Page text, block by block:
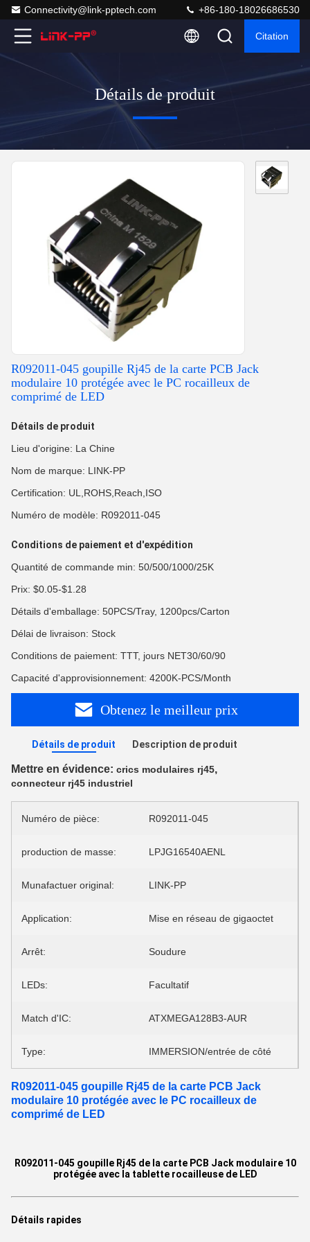
Connectivity@link-pptech.com +86-180-18026686530
Citation
Détails de produit
R092011-045 goupille Rj45 de la carte PCB Jack
modulaire 10 protégée avec le PC rocailleux de
comprimé de LED
Détails de produit
Lieu d'origine: La Chine
Nom de marque: LINK-PP
Certification: UL,ROHS,Reach,ISO
Numéro de modèle: R092011-045
Conditions de paiement et d'expédition
Quantité de commande min: 50/500/1000/25K
Prix: $0.05-$1.28
Détails d'emballage: 50PCS/Tray, 1200pcs/Carton
Délai de livraison: Stock
Conditions de paiement: TTT, jours NET30/60/90
Capacité d'approvisionnement: 4200K-PCS/Month
Obtenez le meilleur prix
Détails de produit Description de produit
Mettre en évidence: crics modulaires rj45,
connecteur rj45 industriel
Numéro de pièce: R092011-045
production de masse: LPJG16540AENL
Munafactuer original: LINK-PP
Application: Mise en réseau de gigaoctet
Arrêt: Soudure
LEDs: Facultatif
Match d'IC: ATXMEGA128B3-AUR
Type: IMMERSION/entrée de côté
R092011-045 goupille Rj45 de la carte PCB Jack
modulaire 10 protégée avec le PC rocailleux de
comprimé de LED
R092011-045 goupille Rj45 de la carte PCB Jack modulaire 10
protégée avec la tablette rocailleuse de LED
Détails rapides